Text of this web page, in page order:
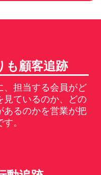
も顧客追跡
、担当する会員がど
見ているのか、どの
あるのかを営業が把
。